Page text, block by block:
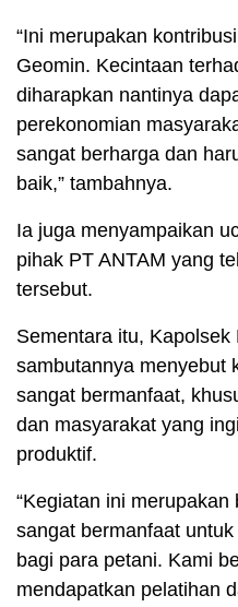
“Ini merupakan
Geomin. Kecintaan
diharapkan nantinya
perekonomian
sangat berharga dan
baik,” tambahnya.
Ia juga menyampaikan
pihak PT ANTAM yang
tersebut.
Sementara itu, Kapolsek
sambutannya menyebut
sangat bermanfaat,
dan masyarakat yang
produktif.
“Kegiatan ini
sangat bermanfaat
bagi para petani. Kami
mendapatkan pelatihan